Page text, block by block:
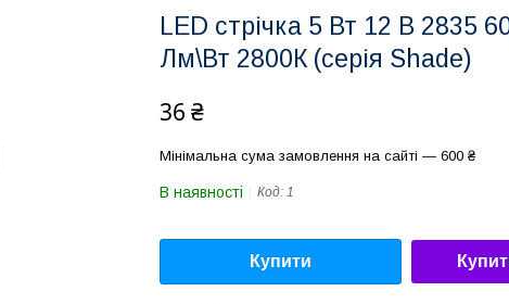
LED стрічка 5 Вт 12 В 2835
Лм\Вт 2800К (серія Shade)
36 ₴
Мінімальна сума замовлення на сайті — 600 ₴
В наявності Код: 1
Купити